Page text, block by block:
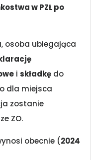
w PZŁ po
osoba ubiegająca
i składkę do
dla miejsca
zostanie
ZO.
obecnie (2024